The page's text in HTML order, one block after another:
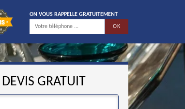
ON VOUS RAPPELLE GRATUITEMENT
DEVIS GRATUIT